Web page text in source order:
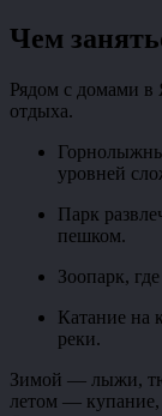
Чем
Рядом с домами в
отдыха.
уровней
Парк
пешком.
Зоопарк,
Катание на
реки.
Зимой — лыжи,
летом — купание,